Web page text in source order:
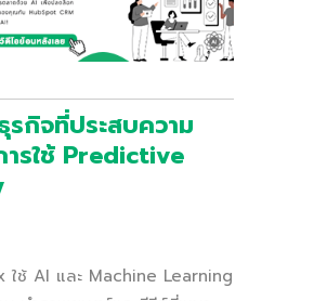
รกิจที่ประสบความ
ารใช้ Predictive
ใช้ AI และ Machine Learning